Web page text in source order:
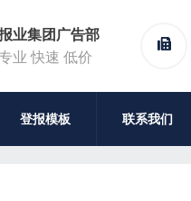
业集团广告部
业 快速 低价
登报模板 联系我们